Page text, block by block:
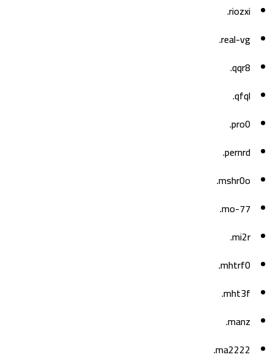
riozxi.
real-vg.
qqr8.
qfql.
pro0.
pernrd.
mshr0o.
mo-77.
mi2r.
mhtrf0.
mht3f.
manz.
ma2222.